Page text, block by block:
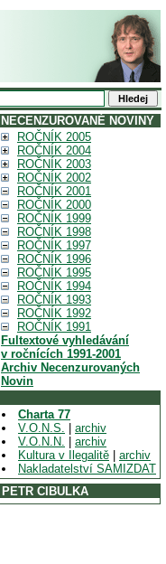
NECENZUROVANÉ NOVINY
ROČNÍK 2005
ROČNÍK 2004
ROČNÍK 2003
ROČNÍK 2002
ROČNÍK 2001
ROČNÍK 2000
ROČNÍK 1999
ROČNÍK 1998
ROČNÍK 1997
ROČNÍK 1996
ROČNÍK 1995
ROČNÍK 1994
ROČNÍK 1993
ROČNÍK 1992
ROČNÍK 1991
Fultextové vyhledávání
v ročnících 1991-2001
Archiv Necenzurovaných
Novin
Charta 77
V.O.N.S.
archiv
V.O.N.N.
archiv
Kultura v Ilegalitě
archiv
Nakladatelství SAMIZDAT
PETR CIBULKA